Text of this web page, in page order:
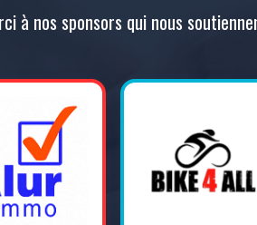
à nos sponsors qui nous